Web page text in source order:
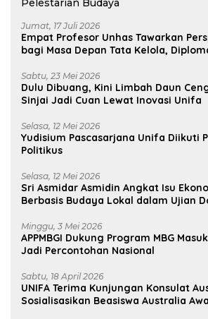
Jumat, 17 Juli 2026
Empat Profesor Unhas Tawarkan
bagi Masa Depan Tata Kelola,
Sabtu, 23 Mei 2026
Dulu Dibuang, Kini Limbah Daun
Sinjai Jadi Cuan Lewat Inovasi Unifa
Selasa, 12 Mei 2026
Yudisium Pascasarjana Unifa Diikuti
Politikus
Selasa, 12 Mei 2026
Sri Asmidar Asmidin Angkat Isu
Berbasis Budaya Lokal dalam Ujian
Minggu, 3 Mei 2026
APPMBGI Dukung Program MBG
Jadi Percontohan Nasional
Sabtu, 18 April 2026
UNIFA Terima Kunjungan Konsulat
Sosialisasikan Beasiswa Australia